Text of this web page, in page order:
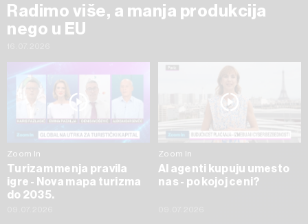
Radimo više, a manja produkcija
nego u EU
Zoom In
Turizam menja pravila
igre - Nova mapa turizma
do 2035.
Zoom In
AI agenti kupuju umesto
nas - po kojoj ceni?